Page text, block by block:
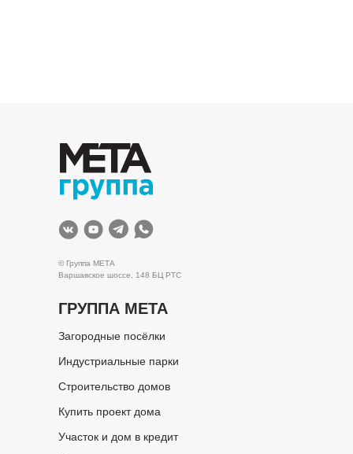
© Группа МЕТА
Варшавское шоссе, 148 БЦ РТС
ГРУППА МЕТА
Загородные посёлки
Индустриальные парки
Строительство домов
Купить проект дома
Участок и дом в кредит